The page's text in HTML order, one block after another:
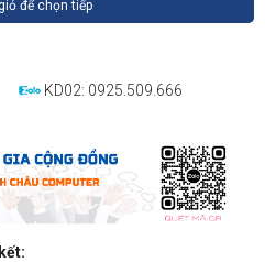
để chọn tiếp
KD02: 0925.509.666